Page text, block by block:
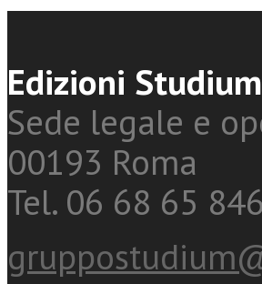
Edizioni
Sede legale e
00193 Roma
Tel. 06 68 65 846